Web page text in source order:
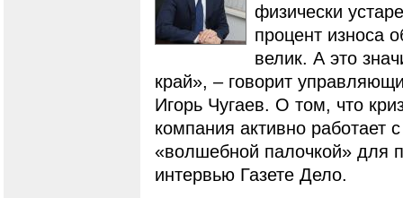
физически
процент износа
велик. А это
край», – говорит
Игорь Чугаев. О том, что
компания активно работает
«волшебной палочкой» для
интервью Газете Дело.